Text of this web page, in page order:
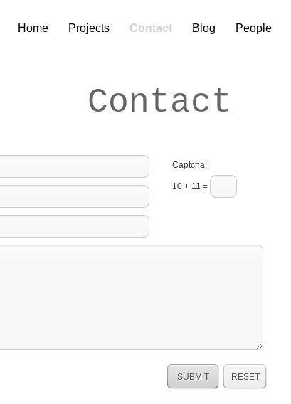
Home Projects Contact Blog People
Contact
Captcha:
10 + 11 =